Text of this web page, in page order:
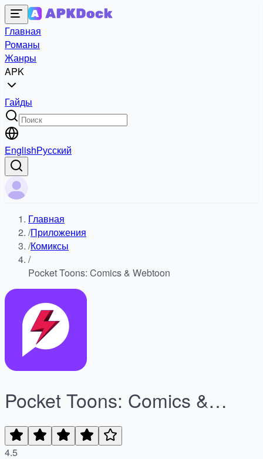
Главная
Романы
Жанры
APK
Гайды
EnglishРусский
Главная
/Приложения
/Комиксы
/
Pocket Toons: Comics & Webtoon
Pocket Toons: Comics &
Webtoon
4.5